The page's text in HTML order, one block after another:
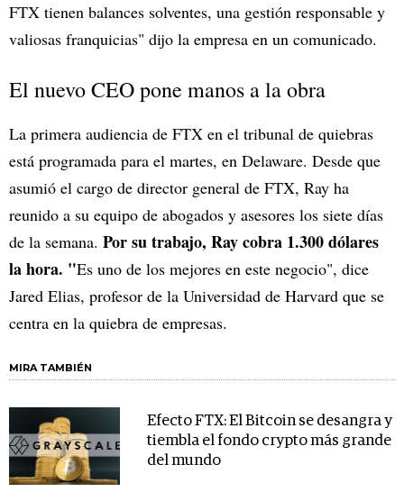
FTX tienen balances solventes, una gestión responsable y
valiosas franquicias" dijo la empresa en un comunicado.
El nuevo CEO pone manos a la obra
La primera audiencia de FTX en el tribunal de quiebras
está programada para el martes, en Delaware. Desde que
asumió el cargo de director general de FTX, Ray ha
reunido a su equipo de abogados y asesores los siete días
de la semana. Por su trabajo, Ray cobra 1.300 dólares
la hora. "Es uno de los mejores en este negocio", dice
Jared Elias, profesor de la Universidad de Harvard que se
centra en la quiebra de empresas.
MIRA TAMBIÉN
Efecto FTX: El Bitcoin se desangra y
tiembla el fondo crypto más grande
del mundo